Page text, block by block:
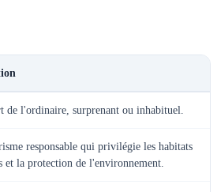
de l'ordinaire, surprenant ou inhabituel.
responsable qui privilégie les habitats
et la protection de l'environnement.